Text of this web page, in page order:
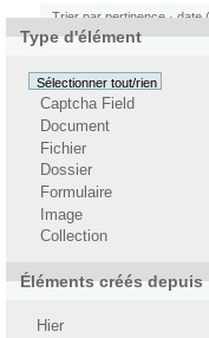
Type d'élément
Sélectionner tout/rien
Captcha Field
Document
Fichier
Dossier
Formulaire
Image
Collection
Éléments créés depuis
Hier
Trier par pertinence · date
2011 Content
écrit le 23/09/2011Par
Rattaché à
CMS Matrix
écrit le 23/09/2011
Rattaché à
CMS
écrit le 23/09/2011Par